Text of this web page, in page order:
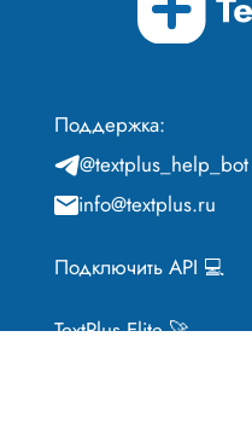
Поддержка:
@textplus_help_bot
info@textplus.ru
Подключить API 💻
TextPlus Elite 🚀